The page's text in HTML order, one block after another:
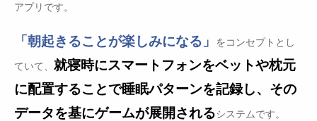
アプリです。
「朝起きることが楽しみになる」 をコンセプトとし
ていて、 就寝時にスマートフォンをベットや枕元
に配置することで睡眠パターンを記録し、その
データを基にゲームが展開されるシステムです。